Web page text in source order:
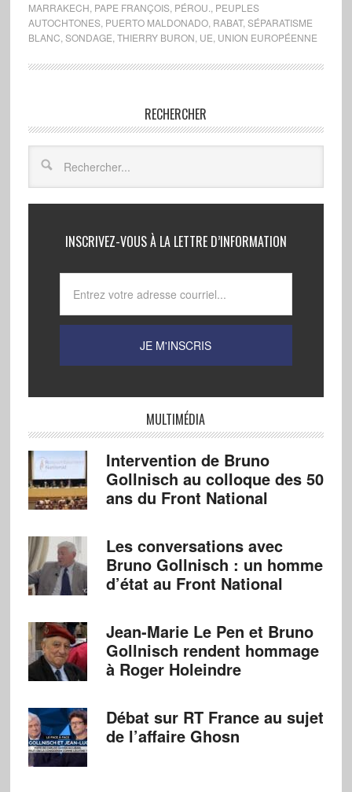
MARRAKECH PAPE FRANÇOIS, PÉROU.
PEUPLES
AUTOCHTONES, PUERTO MALDONADO, RABAT, SÉPARATISME
BLANC SONDAGE THIERRY BURON UE UNION EUROPÉENNE
RECHERCHER
INSCRIVEZ-VOUS À LA LETTRE D’INFORMATION
MULTIMÉDIA
Intervention de Bruno
Gollnisch au colloque des 50
ans du Front National
Les conversations avec
Bruno Gollnisch : un homme
d’état au Front National
Jean-Marie Le Pen et Bruno
Gollnisch rendent hommage
à Roger Holeindre
Débat sur RT France au sujet
de l’affaire Ghosn